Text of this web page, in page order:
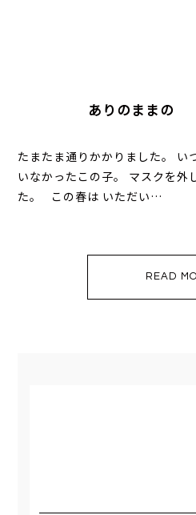
ありのままの
たまたま通りかかりました。 い
いなかったこの子。 マスクを外
た。 この春は いただい…
READ